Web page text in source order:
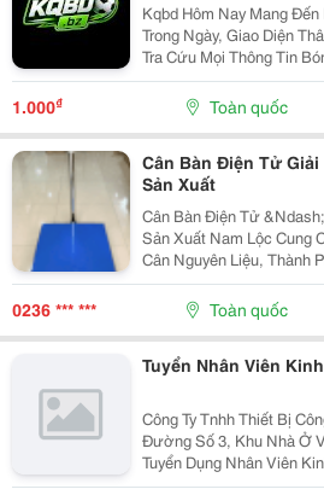
Kqbd Hôm Nay Mang
Trong Ngày, Giao Diện
Tra Cứu Mọi Thông Tin
1.000₫ Toàn quốc
Cân Bàn Điện Tử
Sản Xuất
Cân Bàn Điện Tử
Sản Xuất Nam Lộc Cung Cấp Cân Bàn Điện Tử Phục Vụ
Cân Nguyên Liệu, Thành
Trọng Lượng Trong Quá Trình
Gọn, Dễ Sử Dụng Và
0236 *** *** Toàn quốc
Tuyển Nhân Viên
Công Ty Tnhh Thiết Bị Công
Đường Số 3, Khu Nhà Ở
Tuyển Dụng Nhân Viên Kinh Doanh : 02 Yêu Cầu : -
Nam/Nữ Tuổi Từ 22 Trở Lên - Có Kinh Nghiệm Làm